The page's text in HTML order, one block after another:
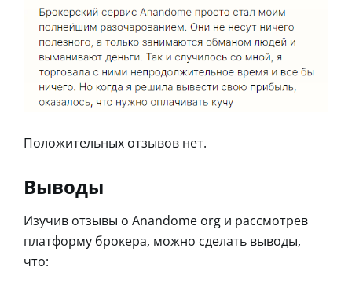
Положительных отзывов нет.
Выводы
Изучив отзывы о Anandome org и рассмотрев
платформу брокера, можно сделать выводы,
что: